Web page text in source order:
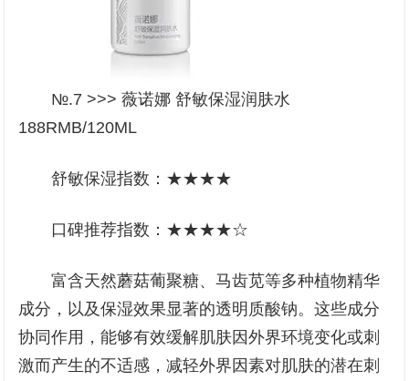
№.7 >>> 薇诺娜 舒敏保湿润肤水
188RMB/120ML
舒敏保湿指数：★★★★
口碑推荐指数：★★★★☆
富含天然蘑菇葡聚糖、马齿苋等多种植物精华
成分，以及保湿效果显著的透明质酸钠。这些成分
协同作用，能够有效缓解肌肤因外界环境变化或刺
激而产生的不适感，减轻外界因素对肌肤的潜在刺